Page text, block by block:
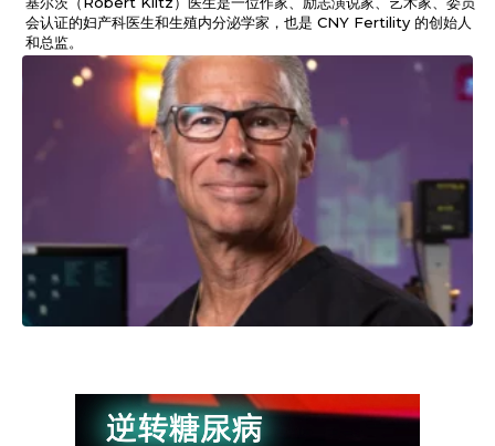
会认证的妇产科医生和生殖内分泌学家，也是 CNY Fertility 的创始人
和总监。